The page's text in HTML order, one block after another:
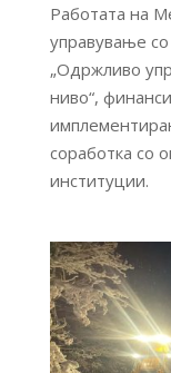
Работата на
управување
„Одржливо
ниво“,
соработка со
институции.